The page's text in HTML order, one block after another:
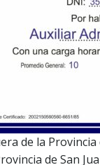
de la
de San